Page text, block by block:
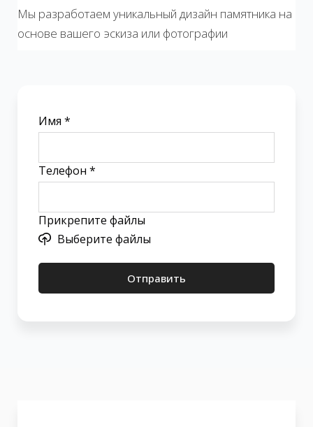
Мы разработаем уникальный дизайн памятника на
основе вашего эскиза или фотографии
Имя *
Телефон *
Прикрепите файлы
Выберите файлы
Отправить